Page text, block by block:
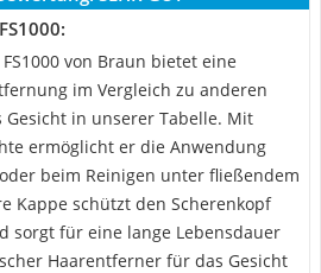
von Braun bietet eine
im Vergleich zu anderen
in unserer Tabelle. Mit
ermöglicht er die Anwendung
beim Reinigen unter fließendem
Kappe schützt den Scherenkopf
sorgt für eine lange Lebensdauer
Haarentferner für das Gesicht